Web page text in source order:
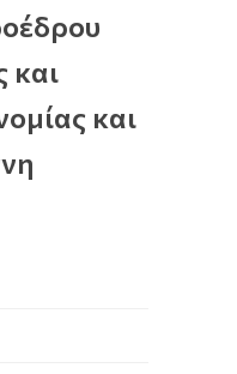
και
και